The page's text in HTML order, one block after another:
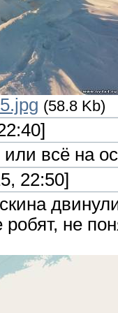
окно.
они
на
нам
три
жизни у
вживую
и
(58.8 Kb)
всё на
22:50]
не